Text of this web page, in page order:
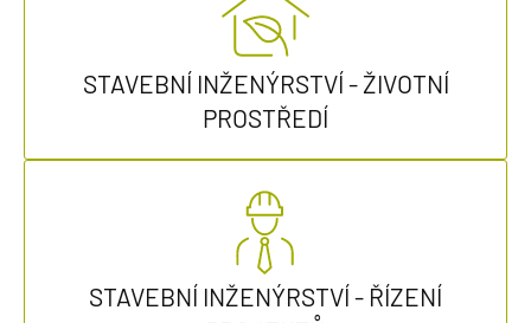
STAVEBNÍ INŽENÝRSTVÍ - ŽIVOTNÍ
PROSTŘEDÍ
STAVEBNÍ INŽENÝRSTVÍ - ŘÍZENÍ